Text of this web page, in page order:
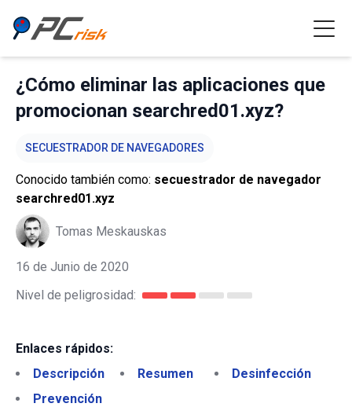
¿Cómo eliminar las aplicaciones que
promocionan searchred01.xyz?
SECUESTRADOR DE NAVEGADORES
Conocido también como: secuestrador de navegador
searchred01.xyz
Tomas Meskauskas
16 de Junio de 2020
Nivel de peligrosidad:
Enlaces rápidos:
Descripción
Resumen
Desinfección
Prevención